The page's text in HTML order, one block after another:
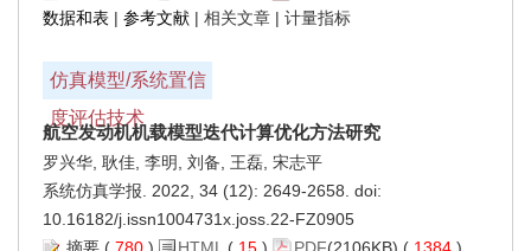
数据和表 | 参考文献 | 相关文章 | 计量指标
仿真模型/系统置信
度评估技术
航空发动机机载模型迭代计算优化方法研究
罗兴华, 耿佳, 李明, 刘备, 王磊, 宋志平
系统仿真学报. 2022, 34 (12): 2649-2658. doi:
10.16182/j.issn1004731x.joss.22-FZ0905
摘要 ( 780 ) HTML ( 15 ) PDF(2106KB) ( 1384 )